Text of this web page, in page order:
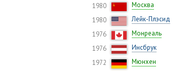
1980
Москва
1980
Лейк-Плэсид
1976
Монреаль
1976
Инсбрук
1972
Мюнхен